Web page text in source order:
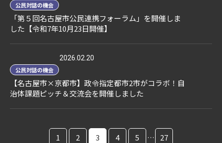
公民対話の機会
「第５回名古屋市公民連携フォーラム」を開催しま
した【令和7年10月23日開催】
2026.02.20
公民対話の機会
【名古屋市×京都市】政令指定都市2市がコラボ！自
治体課題ピッチ＆交流会を開催しました
1 2 3 4 5 … 27